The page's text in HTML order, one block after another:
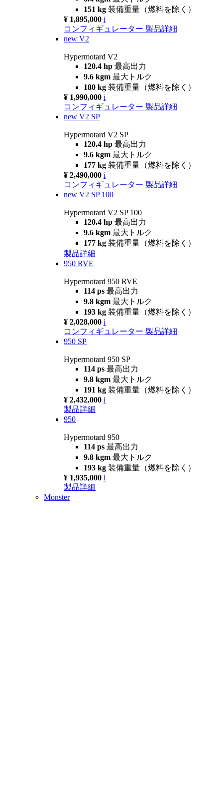
151 kg 装備重量（燃料を除く）
¥ 1,895,000 i
コンフィギュレーター 製品詳細
new V2
Hypermotard V2
120.4 hp 最高出力
9.6 kgm 最大トルク
180 kg 装備重量（燃料を除く）
¥ 1,990,000 i
コンフィギュレーター 製品詳細
new V2 SP
Hypermotard V2 SP
120.4 hp 最高出力
9.6 kgm 最大トルク
177 kg 装備重量（燃料を除く）
¥ 2,490,000 i
コンフィギュレーター 製品詳細
new V2 SP 100
Hypermotard V2 SP 100
120.4 hp 最高出力
9.6 kgm 最大トルク
177 kg 装備重量（燃料を除く）
製品詳細
950 RVE
Hypermotard 950 RVE
114 ps 最高出力
9.8 kgm 最大トルク
193 kg 装備重量（燃料を除く）
¥ 2,028,000 i
コンフィギュレーター 製品詳細
950 SP
Hypermotard 950 SP
114 ps 最高出力
9.8 kgm 最大トルク
191 kg 装備重量（燃料を除く）
¥ 2,432,000 i
製品詳細
950
Hypermotard 950
114 ps 最高出力
9.8 kgm 最大トルク
193 kg 装備重量（燃料を除く）
¥ 1,935,000 i
製品詳細
Monster